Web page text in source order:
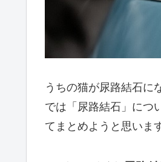
うちの猫が尿路結石に
では「尿路結石」につ
てまとめようと思いま